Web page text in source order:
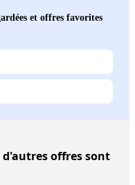
et offres favorites
offres sont